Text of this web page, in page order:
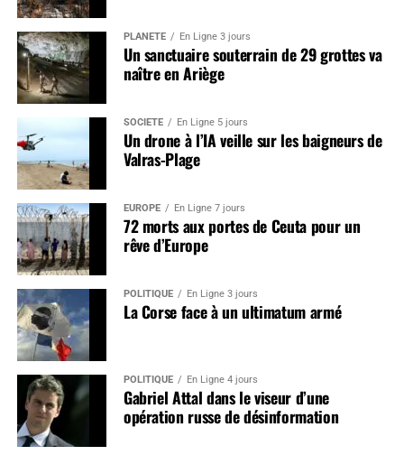
PLANÈTE En Ligne 3 jours
Un sanctuaire souterrain de 29 grottes va
naître en Ariège
SOCIÉTÉ En Ligne 5 jours
Un drone à l’IA veille sur les baigneurs de
Valras-Plage
EUROPE En Ligne 7 jours
72 morts aux portes de Ceuta pour un
rêve d’Europe
POLITIQUE En Ligne 3 jours
La Corse face à un ultimatum armé
POLITIQUE En Ligne 4 jours
Gabriel Attal dans le viseur d’une
opération russe de désinformation